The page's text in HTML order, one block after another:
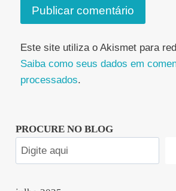
Este site utiliza o Akismet para
Saiba como seus dados em
processados.
PROCURE NO BLOG